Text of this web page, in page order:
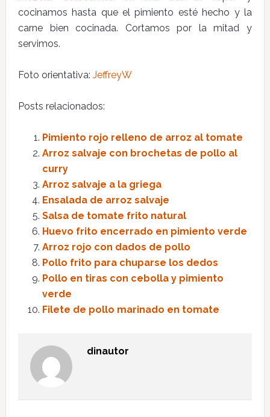
cocinamos hasta que el pimiento esté hecho y la
carne bien cocinada. Cortamos por la mitad y
servimos.
Foto orientativa: JeffreyW
Posts relacionados:
Pimiento rojo relleno de arroz al tomate
Arroz salvaje con brochetas de pollo al
curry
Arroz salvaje a la griega
Ensalada de arroz salvaje
Salsa de tomate frito natural
Huevo frito encerrado en pimiento verde
Arroz rojo con dados de pollo
Pollo frito para chuparse los dedos
Pollo en tiras con cebolla y pimiento
verde
Filete de pollo marinado en tomate
dinautor